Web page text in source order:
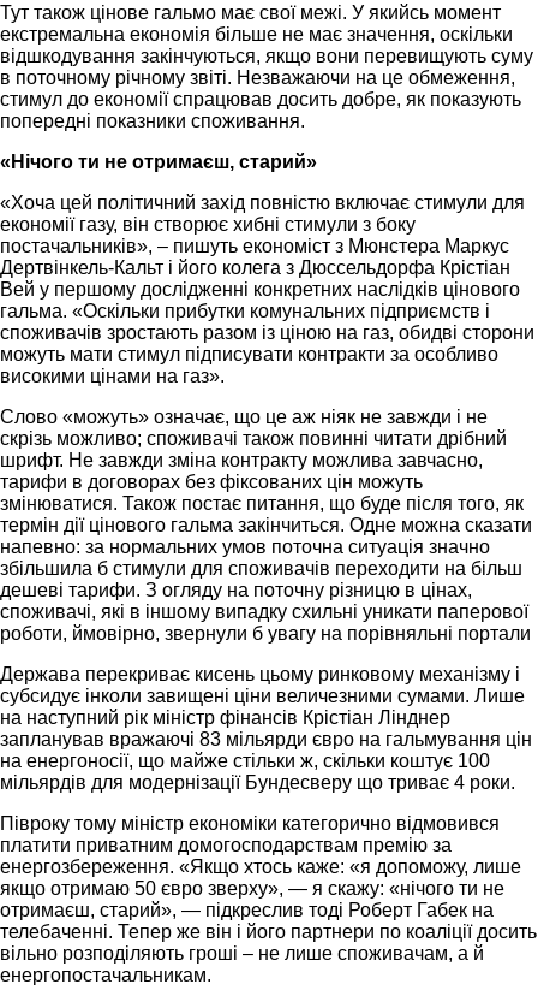
Тут також цінове гальмо має свої межі. У якийсь момент
екстремальна економія більше не має значення, оскільки
відшкодування закінчуються, якщо вони перевищують суму
в поточному річному звіті. Незважаючи на це обмеження,
стимул до економії спрацював досить добре, як показують
попередні показники споживання.
«Нічого ти не отримаєш, старий»
«Хоча цей політичний захід повністю включає стимули для
економії газу, він створює хибні стимули з боку
постачальників», – пишуть економіст з Мюнстера Маркус
Дертвінкель-Кальт і його колега з Дюссельдорфа Крістіан
Вей у першому дослідженні конкретних наслідків цінового
гальма. «Оскільки прибутки комунальних підприємств і
споживачів зростають разом із ціною на газ, обидві сторони
можуть мати стимул підписувати контракти за особливо
високими цінами на газ».
Слово «можуть» означає, що це аж ніяк не завжди і не
скрізь можливо; споживачі також повинні читати дрібний
шрифт. Не завжди зміна контракту можлива завчасно,
тарифи в договорах без фіксованих цін можуть
змінюватися. Також постає питання, що буде після того, як
термін дії цінового гальма закінчиться. Одне можна сказати
напевно: за нормальних умов поточна ситуація значно
збільшила б стимули для споживачів переходити на більш
дешеві тарифи. З огляду на поточну різницю в цінах,
споживачі, які в іншому випадку схильні уникати паперової
роботи, ймовірно, звернули б увагу на порівняльні портали
Держава перекриває кисень цьому ринковому механізму і
субсидує інколи завищені ціни величезними сумами. Лише
на наступний рік міністр фінансів Крістіан Лінднер
запланував вражаючі 83 мільярди євро на гальмування цін
на енергоносії, що майже стільки ж, скільки коштує 100
мільярдів для модернізації Бундесверу що триває 4 роки.
Півроку тому міністр економіки категорично відмовився
платити приватним домогосподарствам премію за
енергозбереження. «Якщо хтось каже: «я допоможу, лише
якщо отримаю 50 євро зверху», — я скажу: «нічого ти не
отримаєш, старий», — підкреслив тоді Роберт Габек на
телебаченні. Тепер же він і його партнери по коаліції досить
вільно розподіляють гроші – не лише споживачам, а й
енергопостачальникам.